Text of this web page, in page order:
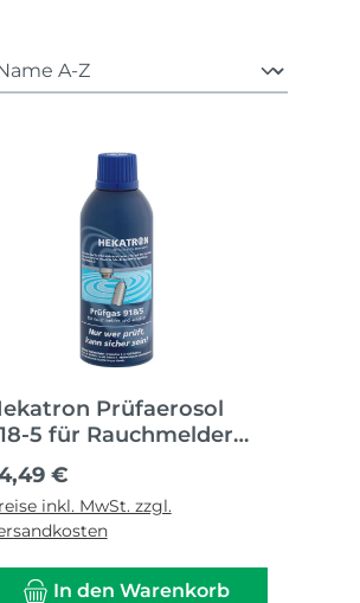
Prüfaerosol
5 für Rauchmelder
Rauchschalter
Preis:
€
inkl. MwSt. zzgl.
In den Warenkorb